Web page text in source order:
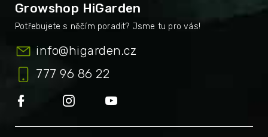
Growshop HiGarden
info@higarden.cz
777 96 86 22